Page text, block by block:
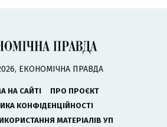
ЕКОНОМІЧНА ПРАВДА
НА САЙТІ
ПРО ПРОЄКТ
КОНФІДЕНЦІЙНОСТІ
МАТЕРІАЛІВ УП